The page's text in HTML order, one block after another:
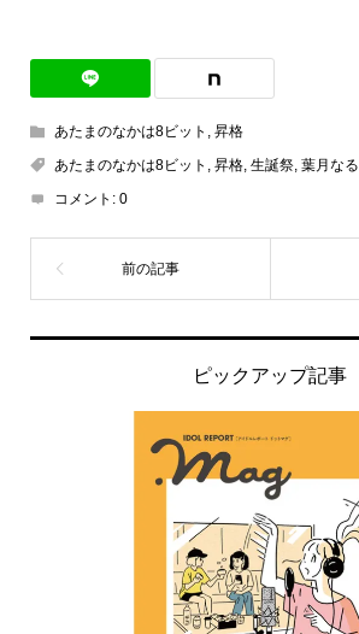
あたまのなかは8ビット , 昇格
あたまのなかは8ビット , 昇格, 生誕祭, 葉月なる
コメント: 0
ピックアップ記事